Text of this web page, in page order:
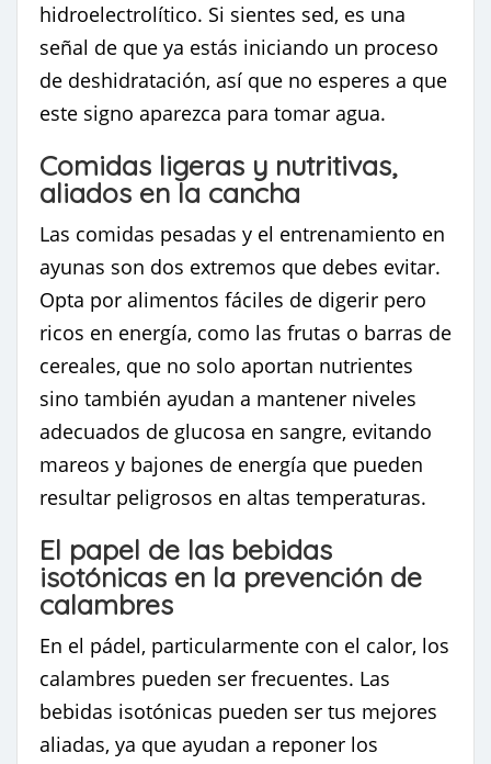
hidroelectrolítico. Si sientes sed, es una
señal de que ya estás iniciando un proceso
de deshidratación, así que no esperes a que
este signo aparezca para tomar agua.
Comidas ligeras y nutritivas,
aliados en la cancha
Las comidas pesadas y el entrenamiento en
ayunas son dos extremos que debes evitar.
Opta por alimentos fáciles de digerir pero
ricos en energía, como las frutas o barras de
cereales, que no solo aportan nutrientes
sino también ayudan a mantener niveles
adecuados de glucosa en sangre, evitando
mareos y bajones de energía que pueden
resultar peligrosos en altas temperaturas.
El papel de las bebidas
isotónicas en la prevención de
calambres
En el pádel, particularmente con el calor, los
calambres pueden ser frecuentes. Las
bebidas isotónicas pueden ser tus mejores
aliadas, ya que ayudan a reponer los